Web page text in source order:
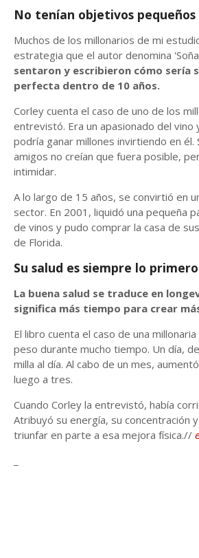
No tenían objetivos pequeños
Muchos de los millonarios de mi
estrategia que el autor denomina
sentaron y escribieron cómo sería
perfecta dentro de 10 años.
Corley cuenta el caso de uno de los
entrevistó. Era un apasionado del vino
podría ganar millones invirtiendo en él.
amigos no creían que fuera posible,
intimidar.
A lo largo de 15 años, se convirtió en
sector. En 2001, liquidó una pequeña
de vinos y pudo comprar la casa de
de Florida.
Su salud es siempre lo primero
La buena salud se traduce en
significa más tiempo para crear
El libro cuenta el caso de una
peso durante mucho tiempo. Un día,
milla al día. Al cabo de un mes,
luego a tres.
Cuando Corley la entrevistó, había
Atribuyó su energía, su concentración
triunfar en parte a esa mejora física.//